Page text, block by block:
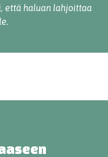
että haluan lahjoittaa